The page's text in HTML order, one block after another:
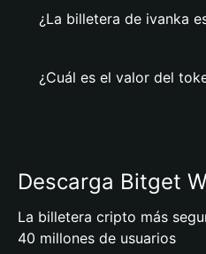
¿La billetera de ivanka
¿Cuál es el valor del
Descarga Bitget
La billetera cripto más
40 millones de usuarios